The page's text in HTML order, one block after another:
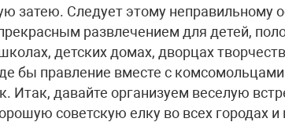
затею. Следует этому неправильному
развлечением для детей,
детских домах, дворцах
бы правление вместе с
Итак, давайте организуем веселую
советскую елку во всех городах